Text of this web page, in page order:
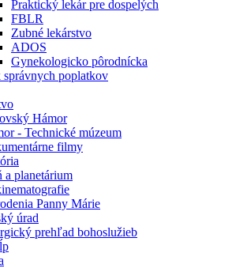
Praktický lekár pre dospelých
FBLR
Zubné lekárstvo
ADOS
Gynekologicko pôrodnícka
správnych poplatkov
Hámor
- Technické múzeum
filmy
a planetárium
Panny Márie
úrad
prehľad bohoslužieb